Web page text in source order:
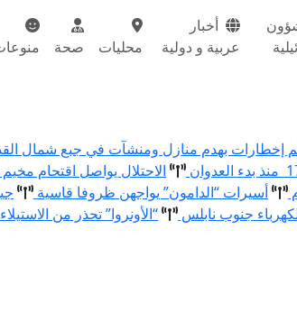
أخبار
عربية و دولية
محليات صحة
إخطارات بهدم منازل ومنشآت في جبع شمال
الاحتلال يواصل اقتحام
أسيرات “الدامون” يواجهن ظروفا قاسية
جنوب نابلس “الأونروا” تحذر من